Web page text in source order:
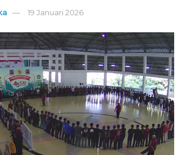
19 Januari 2026